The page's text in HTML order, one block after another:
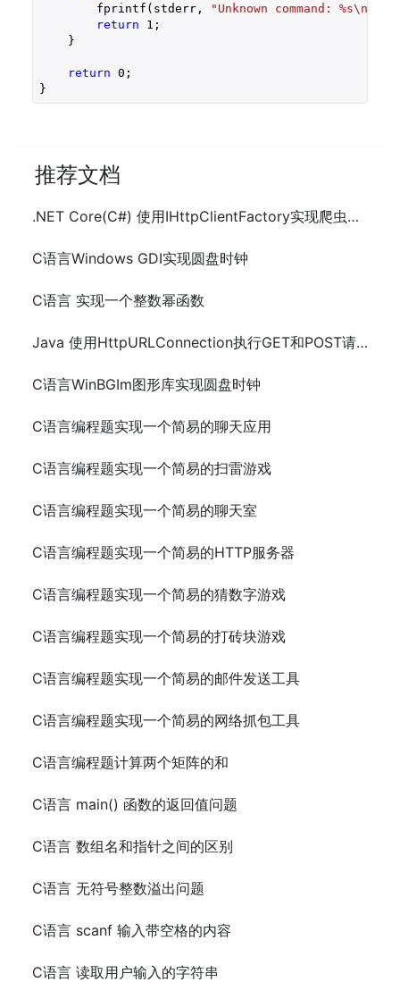
        fprintf(stderr,
"Unknown command: %s\n"
return
1 ;
    }
return 0 ;
}
推荐文档
.NET Core(C#) 使用IHttpClientFactory实现爬虫执行GET和POST请求
C语言Windows GDI实现圆盘时钟
C语言 实现一个整数幂函数
Java 使用HttpURLConnection执行GET和POST请求工具类
C语言WinBGIm图形库实现圆盘时钟
C语言编程题实现一个简易的聊天应用
C语言编程题实现一个简易的扫雷游戏
C语言编程题实现一个简易的聊天室
C语言编程题实现一个简易的HTTP服务器
C语言编程题实现一个简易的猜数字游戏
C语言编程题实现一个简易的打砖块游戏
C语言编程题实现一个简易的邮件发送工具
C语言编程题实现一个简易的网络抓包工具
C语言编程题计算两个矩阵的和
C语言 main() 函数的返回值问题
C语言 数组名和指针之间的区别
C语言 无符号整数溢出问题
C语言 scanf 输入带空格的内容
C语言 读取用户输入的字符串